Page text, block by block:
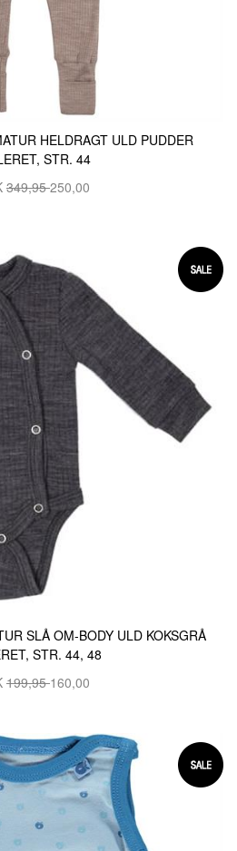
HELDRAGT ULD PUDDER
STR. 44
349,95250,00
SLÅ OM-BODY ULD KOKSGRÅ
STR. 44, 48
199,95160,00